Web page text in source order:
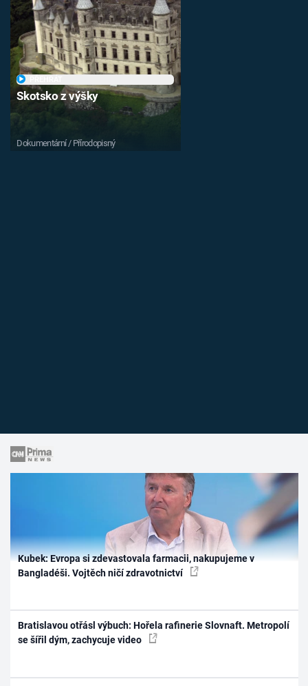
Skotsko z výšky
Dokumentární / Přírodopisný
Kubek: Evropa si zdevastovala farmacii, nakupujeme v
Bangladéši. Vojtěch ničí zdravotnictví
Bratislavou otřásl výbuch: Hořela rafinerie Slovnaft. Metropolí
se šířil dým, zachycuje video